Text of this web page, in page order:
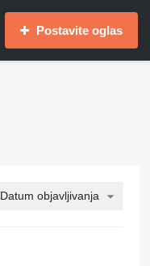
Postavite oglas
Datum objavljivanja